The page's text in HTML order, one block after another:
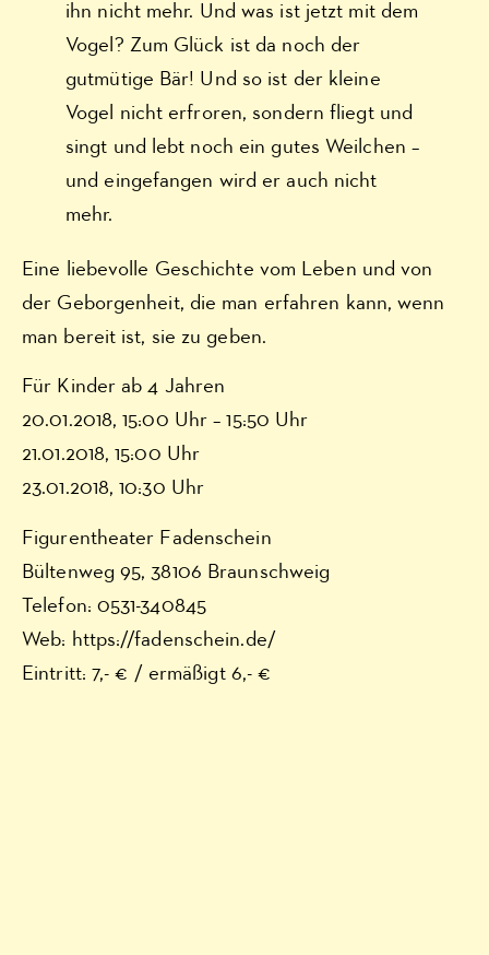
ihn nicht mehr. Und was ist jetzt mit dem
Vogel? Zum Glück ist da noch der
gutmütige Bär! Und so ist der kleine
Vogel nicht erfroren, sondern fliegt und
singt und lebt noch ein gutes Weilchen –
und eingefangen wird er auch nicht
mehr.
Eine liebevolle Geschichte vom Leben und von
der Geborgenheit, die man erfahren kann, wenn
man bereit ist, sie zu geben.
Für Kinder ab 4 Jahren
20.01.2018, 15:00 Uhr – 15:50 Uhr
21.01.2018, 15:00 Uhr
23.01.2018, 10:30 Uhr
Figurentheater Fadenschein
Bültenweg 95, 38106 Braunschweig
Telefon: 0531-340845
Web: https://fadenschein.de/
Eintritt: 7,- € / ermäßigt 6,- €